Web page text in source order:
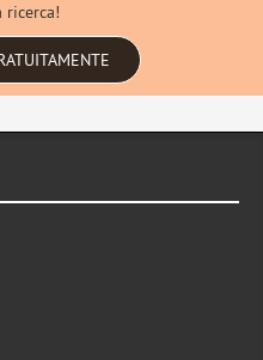
ricerca!